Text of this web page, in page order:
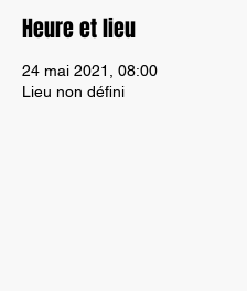
Heure et lieu
24 mai 2021, 08:00
Lieu non défini